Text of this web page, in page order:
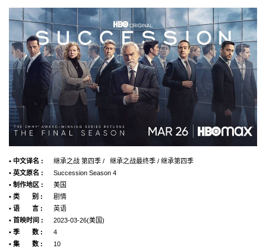
• 中文译名 :
继承之战 第四季 / 继承之战最终季 / 继承第四季
• 英文原名 :
Succession Season 4
• 制作地区 :
美国
• 类 别 :
剧情
• 语 言 :
英语
• 首映时间 :
2023-03-26(美国)
• 季 数 :
4
• 集 数 :
10